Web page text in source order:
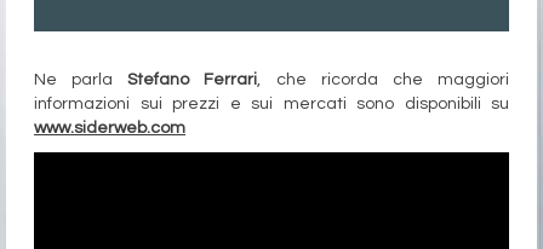
Ne parlaStefano Ferrari, che ricorda che maggiori
informazioni sui prezzi e sui mercati sono disponibili su
www.siderweb.com